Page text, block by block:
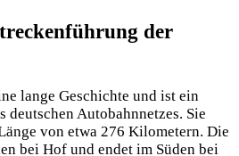
der
lange Geschichte und ist ein
Autobahnnetzes. Sie
von etwa 276 Kilometern. Die
bei Hof und endet im Süden bei